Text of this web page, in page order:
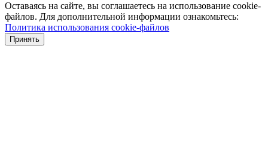
Оставаясь на сайте, вы соглашаетесь на использование cookie-
файлов. Для дополнительной информации ознакомьтесь:
Политика использования cookie-файлов
Принять